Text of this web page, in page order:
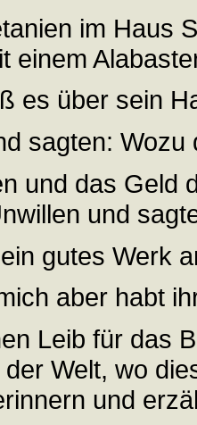
im Haus
einem
es über sein
sagten:
und das Geld
und
gutes Werk
aber habt
Leib für das
Welt, wo
und